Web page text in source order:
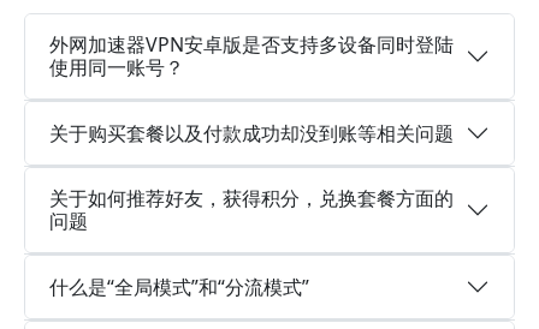
外网加速器VPN安卓版是否支持多设备同时登陆
使用同一账号？
关于购买套餐以及付款成功却没到账等相关问题
关于如何推荐好友，获得积分，兑换套餐方面的
问题
什么是“全局模式”和“分流模式”